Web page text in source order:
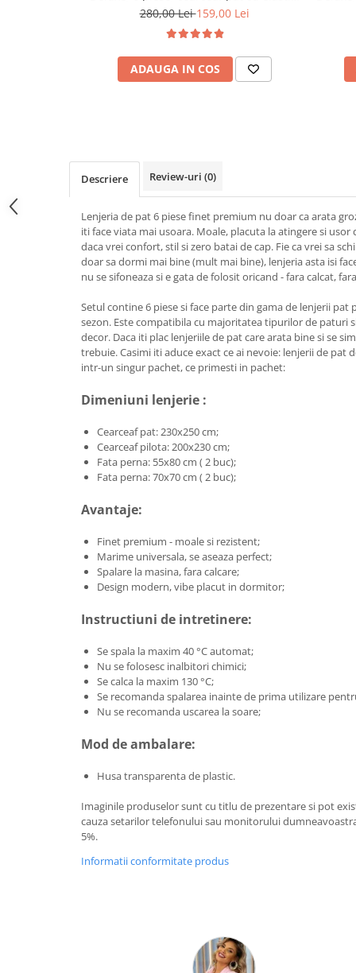
Alb
280,00 Lei159,00 Lei
ADAUGA IN COS
Descriere Review-uri (0)
Lenjeria de pat 6 piese finet premium nu doar ca arata
iti face viata mai usoara. Moale, placuta la atingere si
daca vrei confort, stil si zero batai de cap. Fie ca vrei sa
doar sa dormi mai bine (mult mai bine), lenjeria asta isi
nu se sifoneaza si e gata de folosit oricand - fara calcat,
Setul contine 6 piese si face parte din gama de lenjerii pat
sezon. Este compatibila cu majoritatea tipurilor de paturi
decor. Daca iti plac lenjeriile de pat care arata bine si se
trebuie. Casimi iti aduce exact ce ai nevoie: lenjerii de pat
intr-un singur pachet, ce primesti in pachet:
Dimeniuni lenjerie :
Cearceaf pat: 230x250 cm;
Cearceaf pilota: 200x230 cm;
Fata perna: 55x80 cm ( 2 buc);
Fata perna: 70x70 cm ( 2 buc);
Avantaje:
Finet premium - moale si rezistent;
Marime universala, se aseaza perfect;
Spalare la masina, fara calcare;
Design modern, vibe placut in dormitor;
Instructiuni de intretinere:
Se spala la maxim 40 °C automat;
Nu se folosesc inalbitori chimici;
Se calca la maxim 130 °C;
Se recomanda spalarea inainte de prima utilizare
Nu se recomanda uscarea la soare;
Mod de ambalare:
Husa transparenta de plastic.
Imaginile produselor sunt cu titlu de prezentare si pot
cauza setarilor telefonului sau monitorului
5%.
Informatii conformitate produs